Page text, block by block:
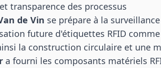
transparence des processus
de Vin se prépare à la
future d'étiquettes RFID
la construction circulaire et une
a fourni les composants matériels